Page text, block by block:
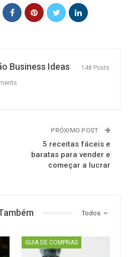
Business Ideas 148 Posts
PRÓXIMO POST
5 receitas fáceis e
baratas para vender e
começar a lucrar
Todos
GUIA DE COMPRAS